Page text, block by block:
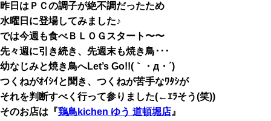
昨日はＰＣの調子が絶不調だったため
水曜日に登場してみました♪
では今週も食べＢＬＯＧスタート〜〜
先々週に引き続き、先週末も焼き鳥･･･
幼なじみと焼き鳥へLet’s Go!!(｀・д・´)
つくねがｵｲｼｲと聞き、つくねが苦手なﾜﾀｼが
それを判断すべく行って参りました(←ｴﾗそう(笑))
そのお店は『鶏鳥kichen ゆう 道頓堀店 』